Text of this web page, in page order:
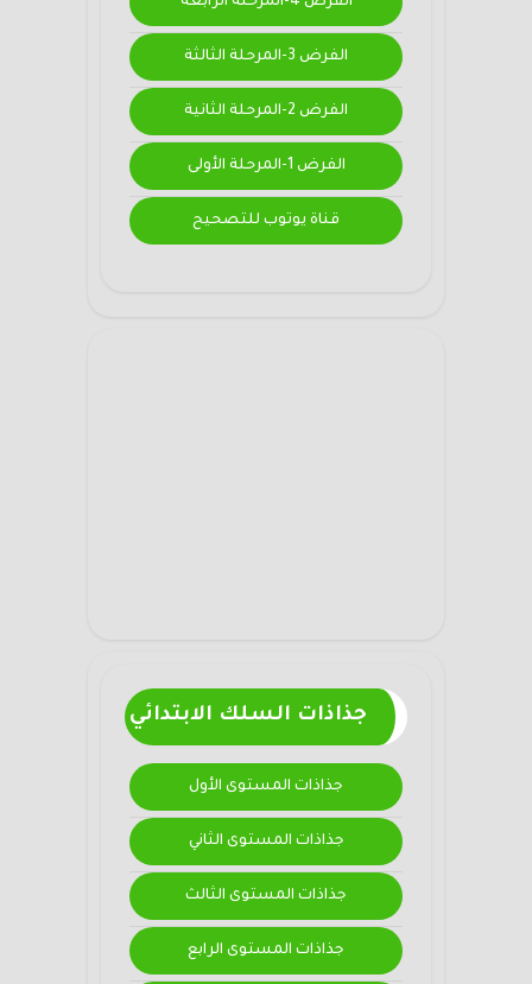
الفرض 3-المرحلة الثالثة
الفرض 2-المرحلة الثانية
الفرض 1-المرحلة الأولى
قناة يوتوب للتصحيح
جذاذات السلك الابتدائي
جذاذات المستوى الأول
جذاذات المستوى الثاني
جذاذات المستوى الثالث
جذاذات المستوى الرابع